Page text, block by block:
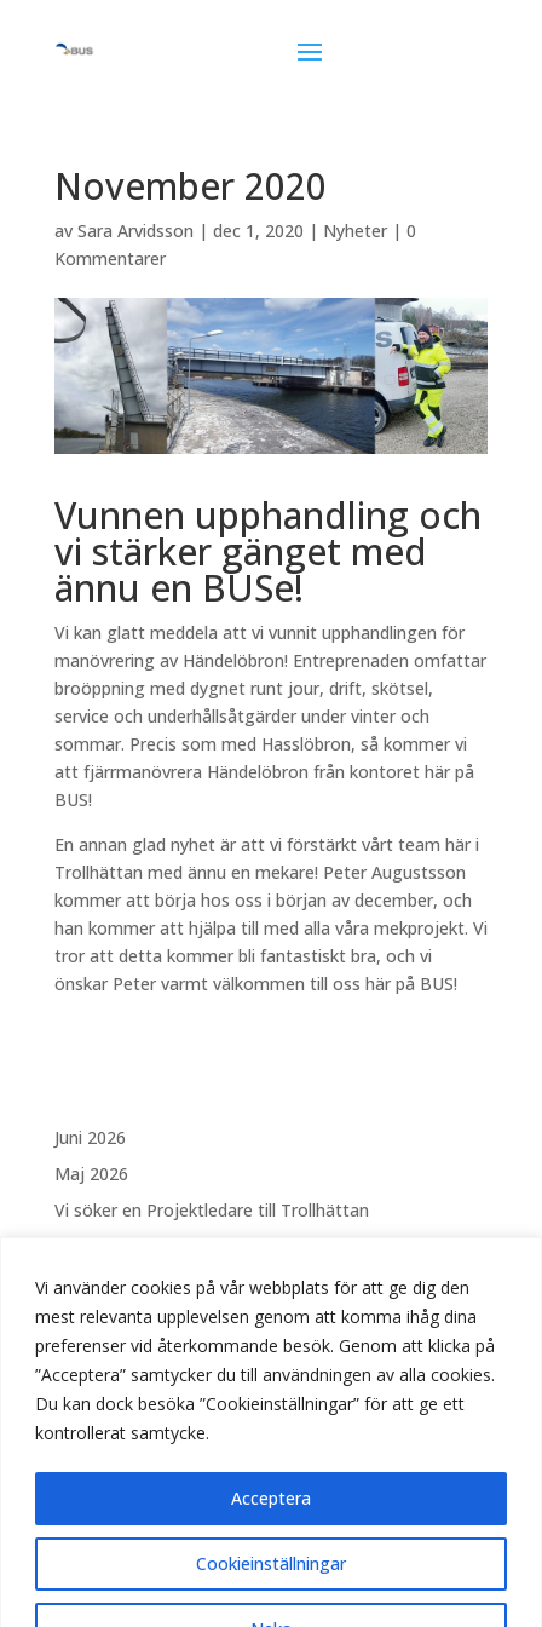
Vi använder cookies på vår webbplats för att ge dig den
mest relevanta upplevelsen genom att komma ihåg dina
preferenser vid återkommande besök. Genom att klicka på
”Acceptera” samtycker du till användningen av alla cookies.
Du kan dock besöka ”Cookieinställningar” för att ge ett
kontrollerat samtycke.
Cookieinställningar
Acceptera
November 2020
av Sara Arvidsson | dec 1, 2020 | Nyheter| 0
Kommentarer
Vunnen upphandling och
vi stärker gänget med
ännu en BUSe!
Vi kan glatt meddela att vi vunnit upphandlingen för
manövrering av Händelöbron! Entreprenaden omfattar
broöppning med dygnet runt jour, drift, skötsel,
service och underhållsåtgärder under vinter och
sommar. Precis som med Hasslöbron, så kommer vi
att fjärrmanövrera Händelöbron från kontoret här på
BUS!
En annan glad nyhet är att vi förstärkt vårt team här i
Trollhättan med ännu en mekare! Peter Augustsson
kommer att börja hos oss i början av december, och
han kommer att hjälpa till med alla våra mekprojekt. Vi
tror att detta kommer bli fantastiskt bra, och vi
önskar Peter varmt välkommen till oss här på BUS!
Juni 2026
Maj 2026
Vi söker en Projektledare till Trollhättan
Säsongsanställning – Drift och skötsel av Fontäner
och vattenanläggningar i Linköping
Vi söker Elektriker till Stockholm
Vi söker Elektriker till Trollhättan
Nyheter